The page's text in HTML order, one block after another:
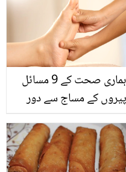
حرکت! ویڈیو دیکھ کر
صارفین غصہ نہ روک پائے
ہماری صحت کے 9 مسائل
پیروں کے مساج سے دور